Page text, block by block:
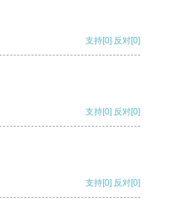
支持[0] 反对[0]
支持[0] 反对[0]
支持[0] 反对[0]